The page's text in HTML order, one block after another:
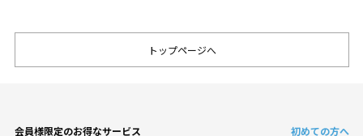
トップページへ
会員様限定のお得なサービス 初めての方へ